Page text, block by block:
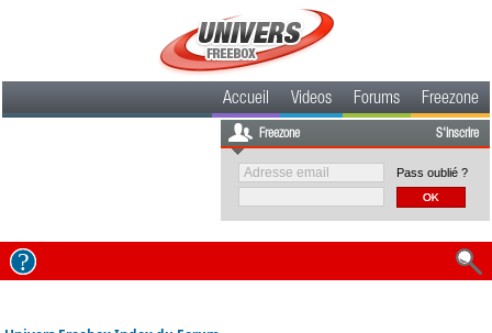
Accueil Videos Forums Freezone
Freezone S'inscrire
Pass oublié ?